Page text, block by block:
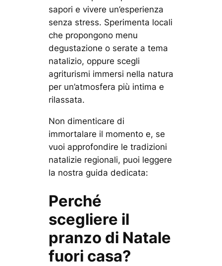
sapori e vivere un’esperienza
senza stress. Sperimenta locali
che propongono menu
degustazione o serate a tema
natalizio, oppure scegli
agriturismi immersi nella natura
per un’atmosfera più intima e
rilassata.
Non dimenticare di
immortalare il momento e, se
vuoi approfondire le tradizioni
natalizie regionali, puoi leggere
la nostra guida dedicata:
Perché
scegliere il
pranzo di Natale
fuori casa?